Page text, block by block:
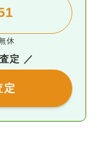
休
定 ／
定